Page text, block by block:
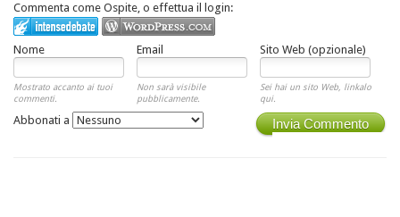
Commenta come Ospite, o effettua il login:
Nome Email Sito Web (opzionale)
Mostrato accanto ai tuoi
commenti.
Non sarà visibile
pubblicamente.
Sei hai un sito Web, linkalo
qui.
Invia Commento
Abbonati a